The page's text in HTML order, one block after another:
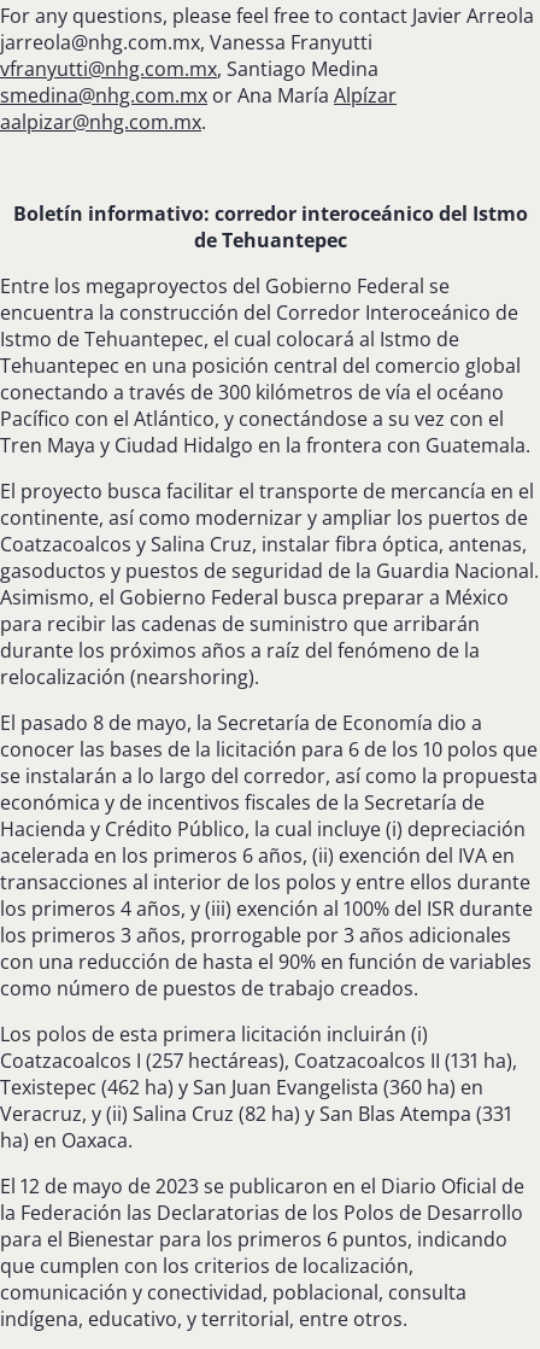
For any questions, please feel free to contact Javier Arreola
jarreola@nhg.com.mx, Vanessa Franyutti
vfranyutti@nhg.com.mx, Santiago Medina
smedina@nhg.com.mx or Ana María Alpízar
aalpizar@nhg.com.mx.
Boletín informativo: corredor interoceánico del Istmo
de Tehuantepec
Entre los megaproyectos del Gobierno Federal se
encuentra la construcción del Corredor Interoceánico de
Istmo de Tehuantepec, el cual colocará al Istmo de
Tehuantepec en una posición central del comercio global
conectando a través de 300 kilómetros de vía el océano
Pacífico con el Atlántico, y conectándose a su vez con el
Tren Maya y Ciudad Hidalgo en la frontera con Guatemala.
El proyecto busca facilitar el transporte de mercancía en el
continente, así como modernizar y ampliar los puertos de
Coatzacoalcos y Salina Cruz, instalar fibra óptica, antenas,
gasoductos y puestos de seguridad de la Guardia Nacional.
Asimismo, el Gobierno Federal busca preparar a México
para recibir las cadenas de suministro que arribarán
durante los próximos años a raíz del fenómeno de la
relocalización (nearshoring).
El pasado 8 de mayo, la Secretaría de Economía dio a
conocer las bases de la licitación para 6 de los 10 polos que
se instalarán a lo largo del corredor, así como la propuesta
económica y de incentivos fiscales de la Secretaría de
Hacienda y Crédito Público, la cual incluye (i) depreciación
acelerada en los primeros 6 años, (ii) exención del IVA en
transacciones al interior de los polos y entre ellos durante
los primeros 4 años, y (iii) exención al 100% del ISR durante
los primeros 3 años, prorrogable por 3 años adicionales
con una reducción de hasta el 90% en función de variables
como número de puestos de trabajo creados.
Los polos de esta primera licitación incluirán (i)
Coatzacoalcos I (257 hectáreas), Coatzacoalcos II (131 ha),
Texistepec (462 ha) y San Juan Evangelista (360 ha) en
Veracruz, y (ii) Salina Cruz (82 ha) y San Blas Atempa (331
ha) en Oaxaca.
El 12 de mayo de 2023 se publicaron en el Diario Oficial de
la Federación las Declaratorias de los Polos de Desarrollo
para el Bienestar para los primeros 6 puntos, indicando
que cumplen con los criterios de localización,
comunicación y conectividad, poblacional, consulta
indígena, educativo, y territorial, entre otros.